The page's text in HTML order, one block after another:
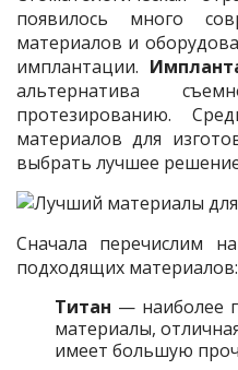
появилось много
материалов и
имплантации.
альтернатива
протезированию.
материалов для
выбрать лучшее
Сначала перечислим
подходящих материалов:
Титан — наиболее
материалы,
имеет большую